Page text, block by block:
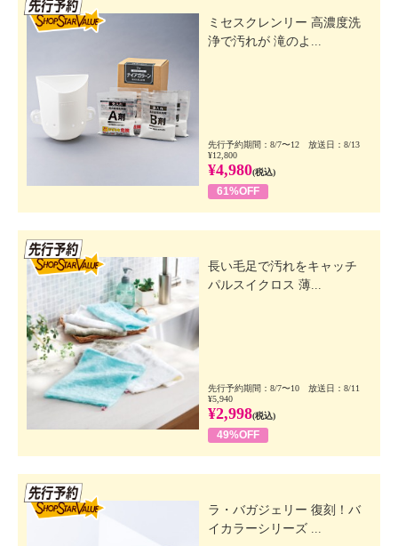
ミセスクレンリー 高濃度洗
浄で汚れが 滝のよ...
先行予約期間：8/7〜12 放送日：8/13
¥12,800
¥4,980(税込)
61%OFF
長い毛足で汚れをキャッチ
パルスイクロス 薄...
先行予約期間：8/7〜10 放送日：8/11
¥5,940
¥2,998(税込)
49%OFF
ラ・バガジェリー 復刻！バ
イカラーシリーズ ...